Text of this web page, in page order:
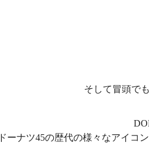
そして冒頭で
ドーナツ45の歴代の様々なアイコ